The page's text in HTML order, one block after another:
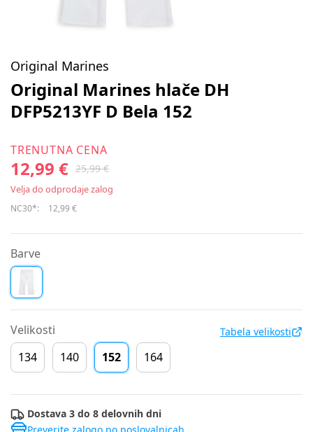
Original Marines
Original Marines hlače DH
DFP5213YF D Bela 152
TRENUTNA CENA
12,99 € 25,99 €
Velja do odprodaje zalog
NC30*: 12,99 €
Barve
Velikosti Tabela velikosti
134 140 152 164
Dostava 3 do 8 delovnih dni